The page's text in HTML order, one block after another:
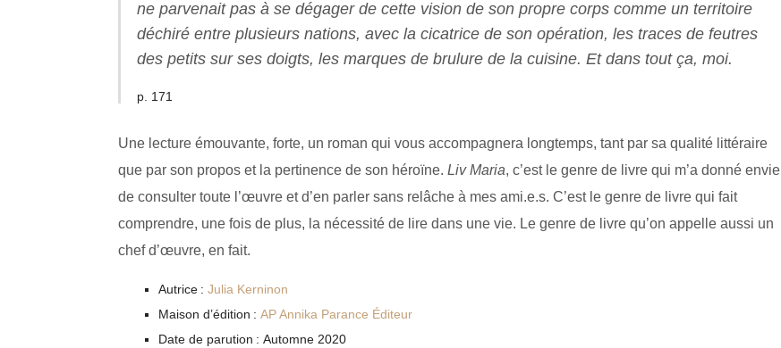
ne parvenait pas à se dégager de cette vision de son propre corps comme un territoire
déchiré entre plusieurs nations, avec la cicatrice de son opération, les traces de feutres
des petits sur ses doigts, les marques de brulure de la cuisine. Et dans tout ça, moi.
p. 171
Une lecture émouvante, forte, un roman qui vous accompagnera longtemps, tant par sa qualité littéraire
que par son propos et la pertinence de son héroïne. Liv Maria, c’est le genre de livre qui m’a donné envie
de consulter toute l’œuvre et d’en parler sans relâche à mes ami.e.s. C’est le genre de livre qui fait
comprendre, une fois de plus, la nécessité de lire dans une vie. Le genre de livre qu’on appelle aussi un
chef d’œuvre, en fait.
Autrice : Julia Kerninon
Maison d’édition : AP Annika Parance Éditeur
Date de parution : Automne 2020